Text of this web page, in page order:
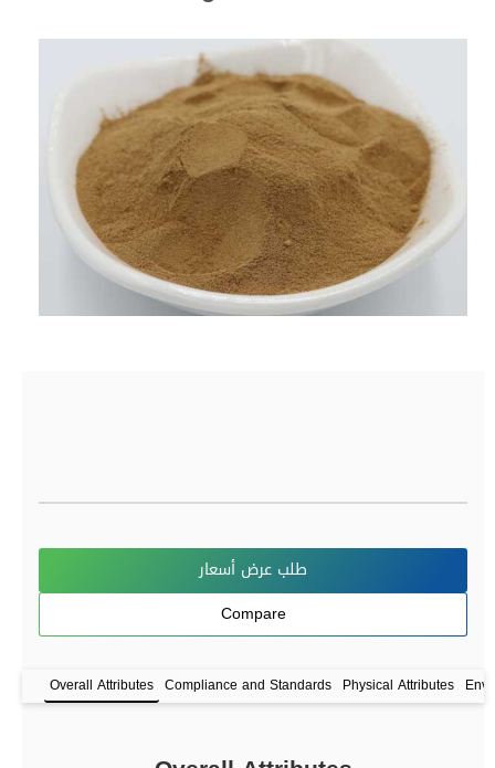
طلب عرض أسعار
Compare
Overall Attributes Compliance and Standards Physical Attributes